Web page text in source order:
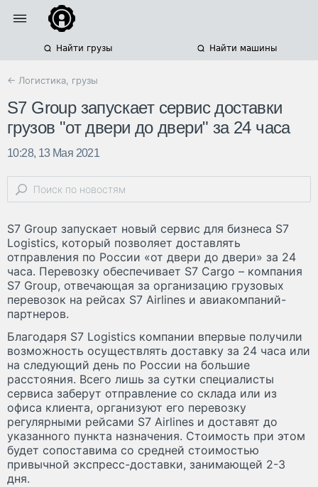
Найти грузы Найти машины
← Логистика, грузы
S7 Group запускает сервис доставки
грузов "от двери до двери" за 24 часа
10:28, 13 Мая 2021
S7 Group запускает новый сервис для бизнеса S7
Logistics, который позволяет доставлять
отправления по России «от двери до двери» за 24
часа. Перевозку обеспечивает S7 Cargo – компания
S7 Group, отвечающая за организацию грузовых
перевозок на рейсах S7 Airlines и авиакомпаний-
партнеров.
Благодаря S7 Logistics компании впервые получили
возможность осуществлять доставку за 24 часа или
на следующий день по России на большие
расстояния. Всего лишь за сутки специалисты
сервиса заберут отправление со склада или из
офиса клиента, организуют его перевозку
регулярными рейсами S7 Airlines и доставят до
указанного пункта назначения. Стоимость при этом
будет сопоставима со средней стоимостью
привычной экспресс-доставки, занимающей 2-3
дня.